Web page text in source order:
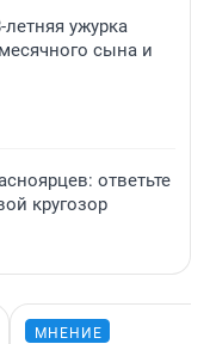
ужурка
сына и
ответьте
кругозор
МНЕНИЕ